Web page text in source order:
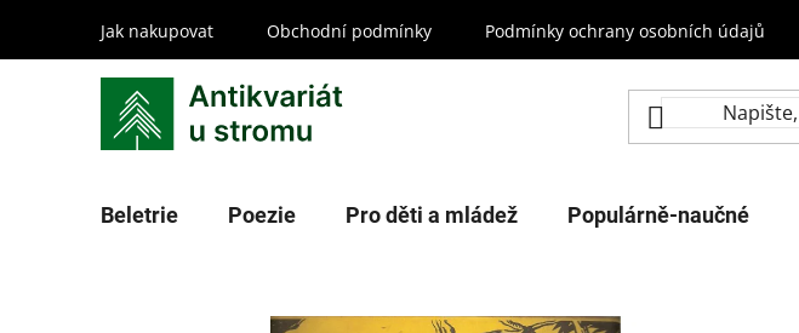
obsah
Jak nakupovat Obchodní podmínky Podmínky ochrany osobních údajů
Beletrie Poezie Pro děti a mládež Populárně-naučné